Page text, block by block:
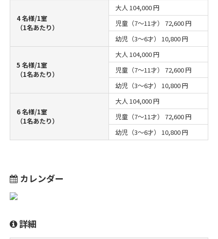
4 名様/1室
（1名あたり）
大人 104,000 円
児童（7～11才） 72,600 円
幼児（3～6才） 10,800 円
5 名様/1室
（1名あたり）
大人 104,000 円
児童（7～11才） 72,600 円
幼児（3～6才） 10,800 円
6 名様/1室
（1名あたり）
大人 104,000 円
児童（7～11才） 72,600 円
幼児（3～6才） 10,800 円
カレンダー
詳細